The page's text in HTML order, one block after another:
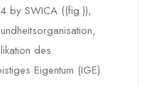
by SWICA ((fig.)),
des
Eigentum (IGE)